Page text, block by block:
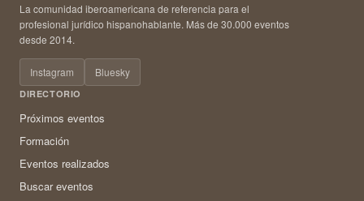
La comunidad iberoamericana de referencia para el
profesional jurídico hispanohablante. Más de 30.000 eventos
desde 2014.
Instagram Bluesky
DIRECTORIO
Próximos eventos
Formación
Eventos realizados
Buscar eventos